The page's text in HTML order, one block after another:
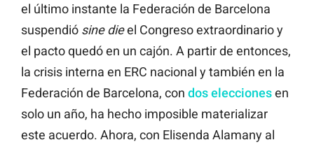
el último instante la Federación de Barcelona
suspendió sine dieel Congreso extraordinario y
el pacto quedó en un cajón. A partir de entonces,
la crisis interna en ERC nacional y también en la
Federación de Barcelona, con dos eleccionesen
solo un año, ha hecho imposible materializar
este acuerdo. Ahora, con Elisenda Alamany al